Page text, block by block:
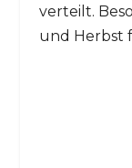
verteilt.
und Herbst